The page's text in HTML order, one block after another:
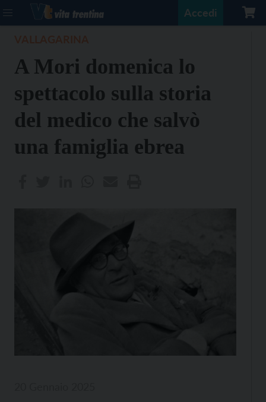
Accedi
A Mori domenica lo
spettacolo sulla storia
del medico che salvò
una famiglia ebrea